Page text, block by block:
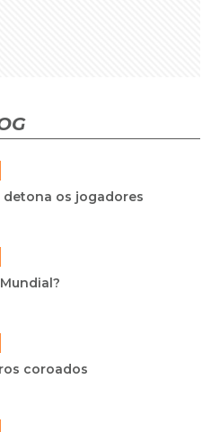
detona os jogadores
coroados